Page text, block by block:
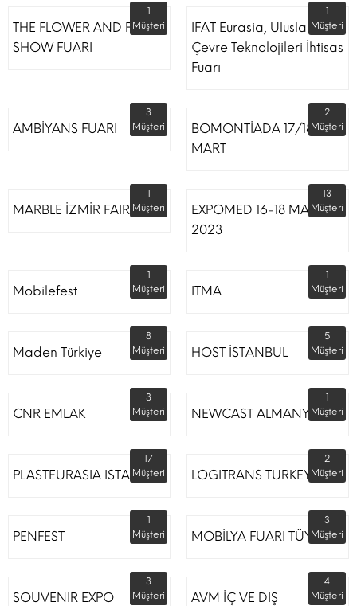
THE FLOWER AND PLANT
SHOW FUARI
1
Müşteri
IFAT Eurasia, Uluslararası
Çevre Teknolojileri İhtisas
Fuarı
1
Müşteri
AMBİYANS FUARI
3
Müşteri
BOMONTİADA 17/18
MART
2
Müşteri
MARBLE İZMİR FAIR
1
Müşteri
EXPOMED 16-18 MART
2023
13
Müşteri
Mobilefest
1
Müşteri
ITMA
1
Müşteri
Maden Türkiye
8
Müşteri
HOST İSTANBUL
5
Müşteri
CNR EMLAK
3
Müşteri
NEWCAST ALMANYA
1
Müşteri
PLASTEURASIA ISTANBUL
17
Müşteri
LOGITRANS TURKEY
2
Müşteri
PENFEST
1
Müşteri
MOBİLYA FUARI TÜYAP
3
Müşteri
SOUVENIR EXPO
3
Müşteri
AVM İÇ VE DIŞ
4
Müşteri